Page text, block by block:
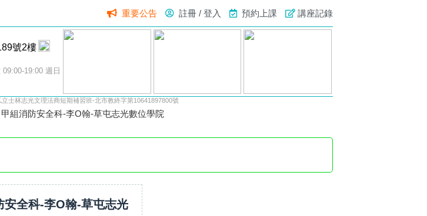
重要公告 註冊 / 登入 預約上課 講座記錄
號2樓
19:00 週日
士林志光文理法商短期補習班-北市教終字第10641897800號
組消防安全科-李O翰-草屯志光數位學院
安全科-李O翰-草屯志光